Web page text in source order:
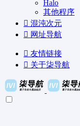
Halo
其他程序
混沌次元
网址导航
友情链接
关于柒导航